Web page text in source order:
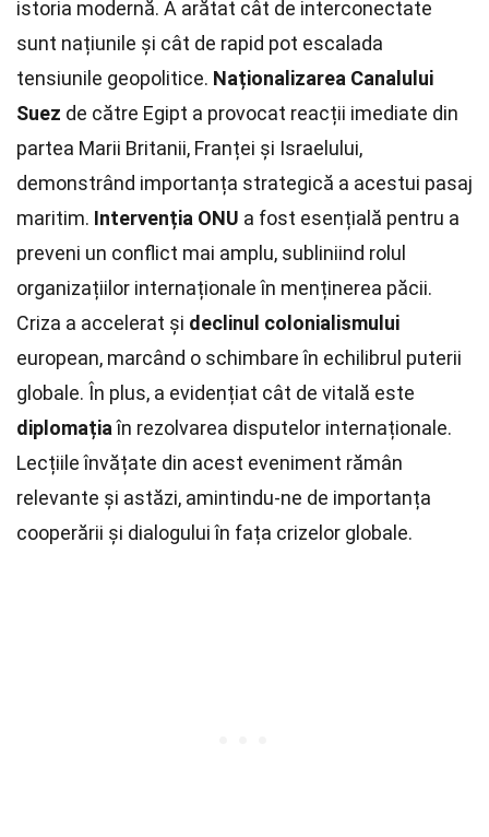
istoria modernă. A arătat cât de interconectate
sunt națiunile și cât de rapid pot escalada
tensiunile geopolitice. Naționalizarea Canalului
Suez de către Egipt a provocat reacții imediate din
partea Marii Britanii, Franței și Israelului,
demonstrând importanța strategică a acestui pasaj
maritim. Intervenția ONU a fost esențială pentru a
preveni un conflict mai amplu, subliniind rolul
organizațiilor internaționale în menținerea păcii.
Criza a accelerat și declinul colonialismului
european, marcând o schimbare în echilibrul puterii
globale. În plus, a evidențiat cât de vitală este
diplomațiaîn rezolvarea disputelor internaționale.
Lecțiile învățate din acest eveniment rămân
relevante și astăzi, amintindu-ne de importanța
cooperării și dialogului în fața crizelor globale.